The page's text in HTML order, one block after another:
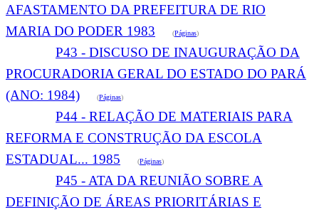
AFASTAMENTO DA PREFEITURA DE RIO
MARIA DO PODER 1983 (Páginas)
P43 - DISCUSO DE INAUGURAÇÃO DA
PROCURADORIA GERAL DO ESTADO DO PARÁ
(ANO: 1984) (Páginas)
P44 - RELAÇÃO DE MATERIAIS PARA
REFORMA E CONSTRUÇÃO DA ESCOLA
ESTADUAL... 1985 (Páginas)
P45 - ATA DA REUNIÃO SOBRE A
DEFINIÇÃO DE ÁREAS PRIORITÁRIAS E